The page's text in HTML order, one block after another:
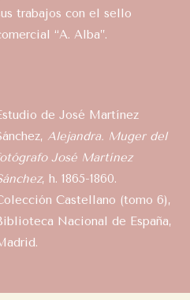
trabajos con el sello
“A. Alba”.
de José Martínez
Alejandra. Muger del
José Martínez
, h. 1865-1860.
Castellano (tomo 6),
Nacional de España,